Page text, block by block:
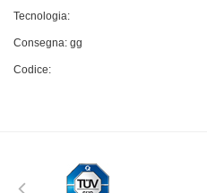
Tecnologia:
Consegna: gg
Codice: